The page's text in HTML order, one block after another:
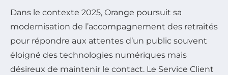
Dans le contexte 2025, Orange poursuit sa
modernisation de l’accompagnement des retraités
pour répondre aux attentes d’un public souvent
éloigné des technologies numériques mais
désireux de maintenir le contact. Le Service Client